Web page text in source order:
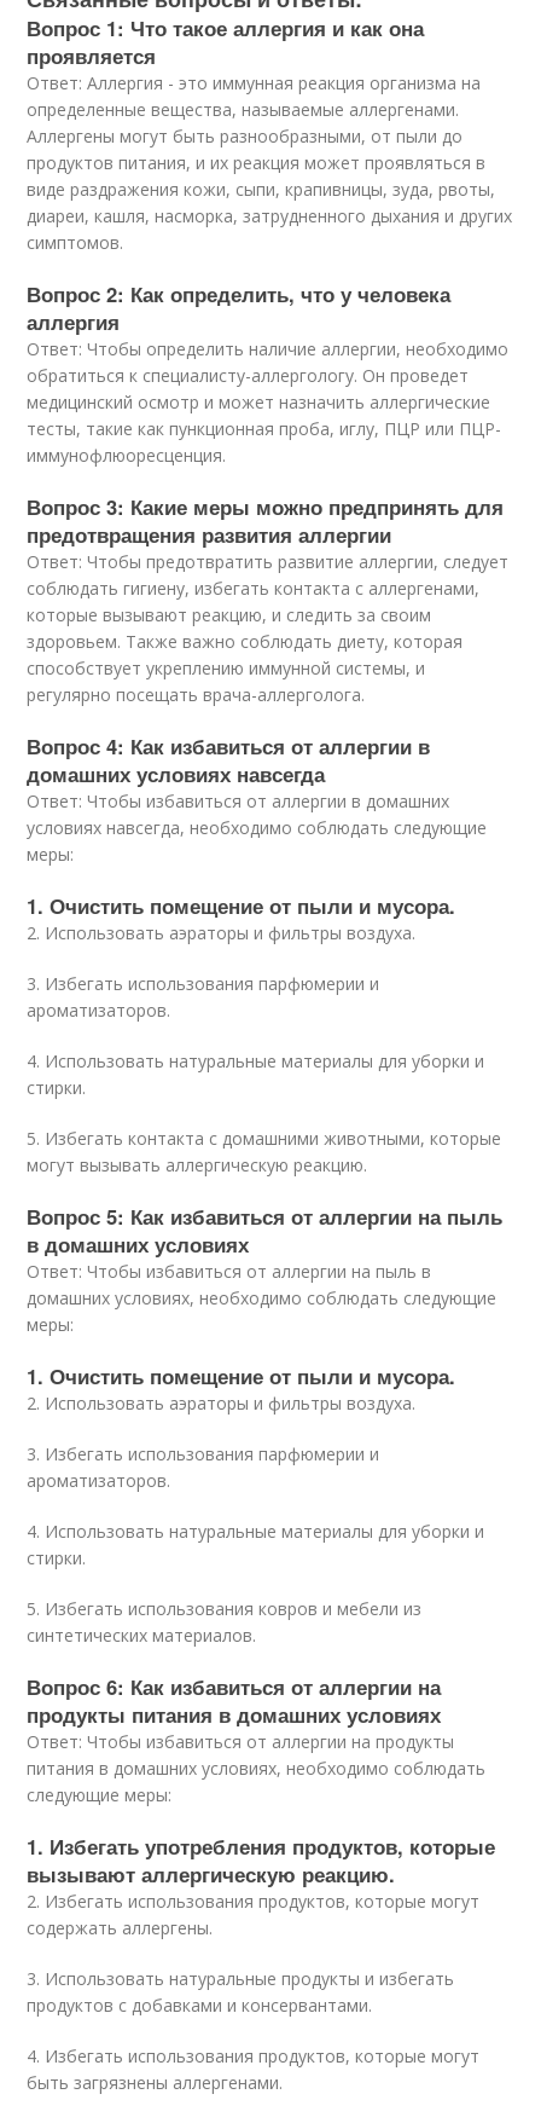
Вопрос 1: Что такое аллергия и как она
проявляется
Ответ: Аллергия - это иммунная реакция организма на
определенные вещества, называемые аллергенами.
Аллергены могут быть разнообразными, от пыли до
продуктов питания, и их реакция может проявляться в
виде раздражения кожи, сыпи, крапивницы, зуда, рвоты,
диареи, кашля, насморка, затрудненного дыхания и других
симптомов.
Вопрос 2: Как определить, что у человека
аллергия
Ответ: Чтобы определить наличие аллергии, необходимо
обратиться к специалисту-аллергологу. Он проведет
медицинский осмотр и может назначить аллергические
тесты, такие как пункционная проба, иглу, ПЦР или ПЦР-
иммунофлюоресценция.
Вопрос 3: Какие меры можно предпринять для
предотвращения развития аллергии
Ответ: Чтобы предотвратить развитие аллергии, следует
соблюдать гигиену, избегать контакта с аллергенами,
которые вызывают реакцию, и следить за своим
здоровьем. Также важно соблюдать диету, которая
способствует укреплению иммунной системы, и
регулярно посещать врача-аллерголога.
Вопрос 4: Как избавиться от аллергии в
домашних условиях навсегда
Ответ: Чтобы избавиться от аллергии в домашних
условиях навсегда, необходимо соблюдать следующие
меры:
1. Очистить помещение от пыли и мусора.
2. Использовать аэраторы и фильтры воздуха.
3. Избегать использования парфюмерии и
ароматизаторов.
4. Использовать натуральные материалы для уборки и
стирки.
5. Избегать контакта с домашними животными, которые
могут вызывать аллергическую реакцию.
Вопрос 5: Как избавиться от аллергии на пыль
в домашних условиях
Ответ: Чтобы избавиться от аллергии на пыль в
домашних условиях, необходимо соблюдать следующие
меры:
1. Очистить помещение от пыли и мусора.
2. Использовать аэраторы и фильтры воздуха.
3. Избегать использования парфюмерии и
ароматизаторов.
4. Использовать натуральные материалы для уборки и
стирки.
5. Избегать использования ковров и мебели из
синтетических материалов.
Вопрос 6: Как избавиться от аллергии на
продукты питания в домашних условиях
Ответ: Чтобы избавиться от аллергии на продукты
питания в домашних условиях, необходимо соблюдать
следующие меры:
1. Избегать употребления продуктов, которые
вызывают аллергическую реакцию.
2. Избегать использования продуктов, которые могут
содержать аллергены.
3. Использовать натуральные продукты и избегать
продуктов с добавками и консервантами.
4. Избегать использования продуктов, которые могут
быть загрязнены аллергенами.